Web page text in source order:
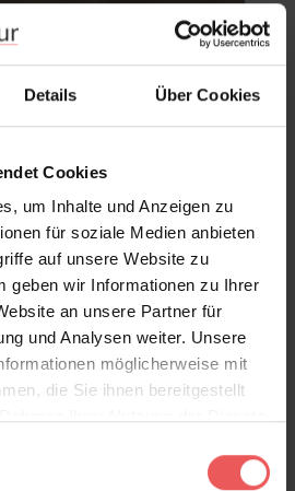
Details Über Cookies
Cookies
um Inhalte und Anzeigen zu
für soziale Medien anbieten
auf unsere Website zu
geben wir Informationen zu Ihrer
an unsere Partner für
und Analysen weiter. Unsere
möglicherweise mit
die Sie ihnen bereitgestellt